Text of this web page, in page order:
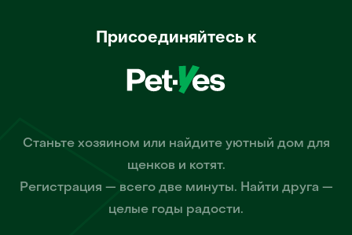
Присоединяйтесь к
Станьте хозяином или найдите уютный дом для
щенков и котят.
Регистрация — всего две минуты. Найти друга —
целые годы радости.